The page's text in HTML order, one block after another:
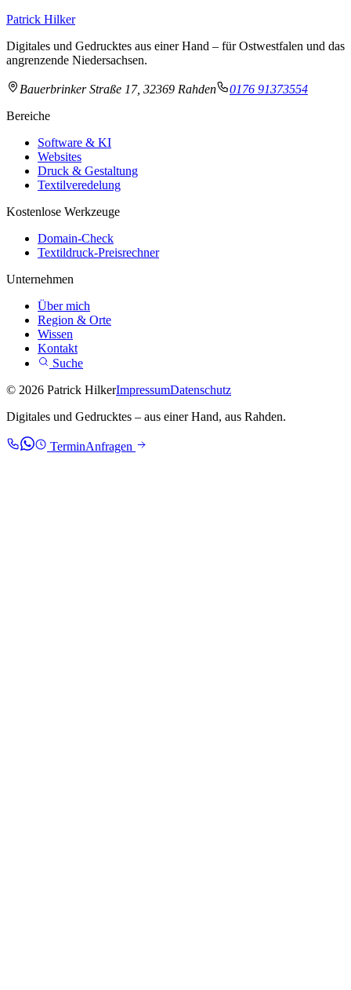
Patrick Hilker
Digitales und Gedrucktes aus einer Hand – für Ostwestfalen und das
angrenzende Niedersachsen.
Bauerbrinker Straße 17, 32369 Rahden
0176 91373554
Bereiche
Software & KI
Websites
Druck & Gestaltung
Textilveredelung
Kostenlose Werkzeuge
Domain-Check
Textildruck-Preisrechner
Unternehmen
Über mich
Region & Orte
Wissen
Kontakt
Suche
© 2026 Patrick HilkerImpressumDatenschutz
Digitales und Gedrucktes – aus einer Hand, aus Rahden.
TerminAnfragen